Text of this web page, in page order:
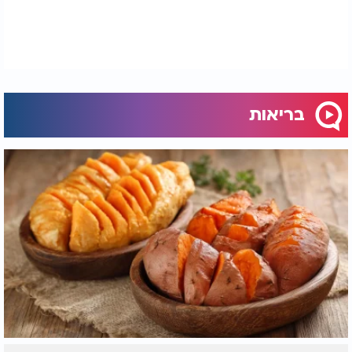
רפואי.​
ג׳ינג׳ר ובריאות מטבולית
תחום נוסף שמושך עניין הוא הקשר בין ג׳ינג׳ר לבין
סוכרת מסוג 2 ומדדים מטבוליים. במספר ניסויים קטנים
נמצא שתיסוף יומי של 1.5 עד 3 גרם אבקת ג׳ינג׳ר עשוי
להפחית את רמות הסוכר בצום ולשפר ערכי המוגלובין
A1c
בהשוואה לפלצבו אצל אנשים עם סוכרת מסוג 2.
מטה אנליזות דיווחו גם על שיפור במדדי דלקת כמו
CRPובמדדים מסוימים של פרופיל שומני הדם לאחר
כמה שבועות של צריכה עקבית. יחד עם זאת החוקרים
מדגישים שמדובר במדגמים קטנים ובתקופות מעקב
קצרות יחסית, ולכן אי אפשר לראות בג׳ינג׳ר תחליף
לתרופות או לשינוי אורח חיים, אלא לכל היותר תוספת
בריאות